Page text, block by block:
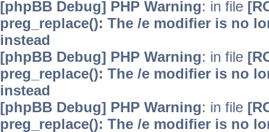
[phpBB Debug] PHP Warning: in file
preg_replace(): The /e modifier is no
instead
[phpBB Debug] PHP Warning: in file
preg_replace(): The /e modifier is no
instead
[phpBB Debug] PHP Warning: in file
preg_replace(): The /e modifier is no